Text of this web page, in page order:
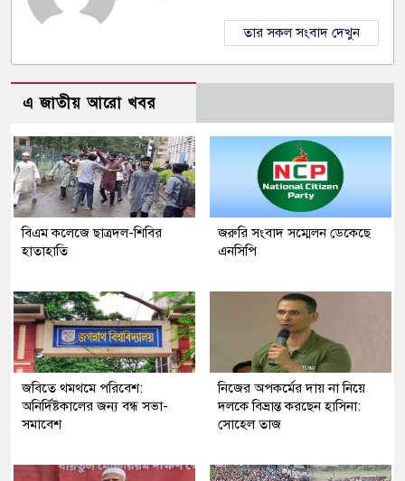
তার সকল সংবাদ দেখুন
এ জাতীয় আরো খবর
বিএম কলেজে ছাত্রদল-শিবির
হাতাহাতি
জরুরি সংবাদ সম্মেলন ডেকেছে
এনসিপি
জবিতে থমথমে পরিবেশ:
অনির্দিষ্টকালের জন্য বন্ধ সভা-
সমাবেশ
নিজের অপকর্মের দায় না নিয়ে
দলকে বিভ্রান্ত করছেন হাসিনা:
সোহেল তাজ